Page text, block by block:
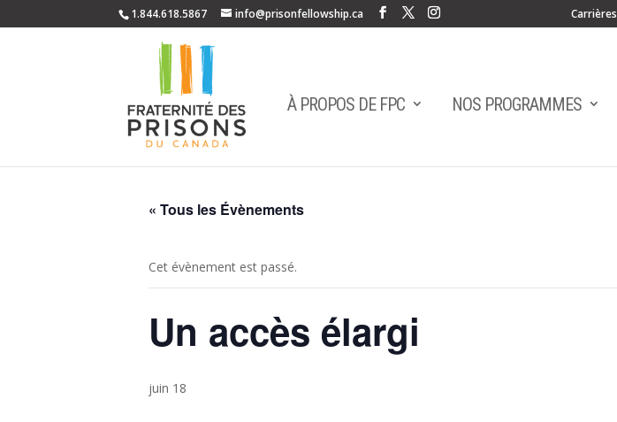
1.844.618.5867 info@prisonfellowship.ca Carrières
À PROPOS DE FPC NOS PROGRAMMES
« Tous les Évènements
Cet évènement est passé.
Un accès élargi
juin 18